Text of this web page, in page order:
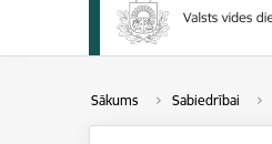
Sākums Sabiedrībai